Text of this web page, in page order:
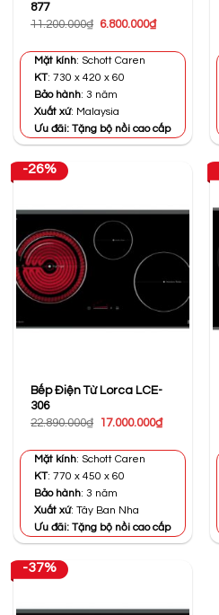
877
11.200.000₫ Giá
11.200.000₫.
6.800.000₫Giá
Mặt kính: Schott Caren
KT: 730 x 420 x 60
Bảo hành: 3 năm
Xuất xứ: Malaysia
Ưu đãi: Tặng bộ nồi cao cấp
-26%
Bếp Điện Từ Lorca LCE-
306
22.890.000₫
Giá
22.890.000₫.
17.000.000₫Giá
Mặt kính: Schott Caren
KT: 770 x 450 x 60
Bảo hành: 3 năm
Xuất xứ: Tây Ban Nha
Ưu đãi: Tặng bộ nồi cao cấp
-37%